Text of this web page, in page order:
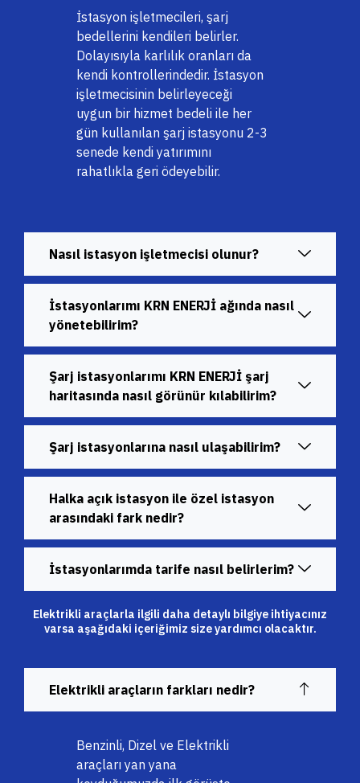
İstasyon işletmecileri, şarj
bedellerini kendileri belirler.
Dolayısıyla karlılık oranları da
kendi kontrollerindedir. İstasyon
işletmecisinin belirleyeceği
uygun bir hizmet bedeli ile her
gün kullanılan şarj istasyonu 2-3
senede kendi yatırımını
rahatlıkla geri ödeyebilir.
Nasıl istasyon işletmecisi olunur?
İstasyonlarımı KRN ENERJİ ağında nasıl
yönetebilirim?
Şarj istasyonlarımı KRN ENERJİ şarj
haritasında nasıl görünür kılabilirim?
Şarj istasyonlarına nasıl ulaşabilirim?
Halka açık istasyon ile özel istasyon
arasındaki fark nedir?
İstasyonlarımda tarife nasıl belirlerim?
Elektrikli araçlarla ilgili daha detaylı bilgiye ihtiyacınız
varsa aşağıdaki içeriğimiz size yardımcı olacaktır.
Elektrikli araçların farkları nedir?
Benzinli, Dizel ve Elektrikli
araçları yan yana